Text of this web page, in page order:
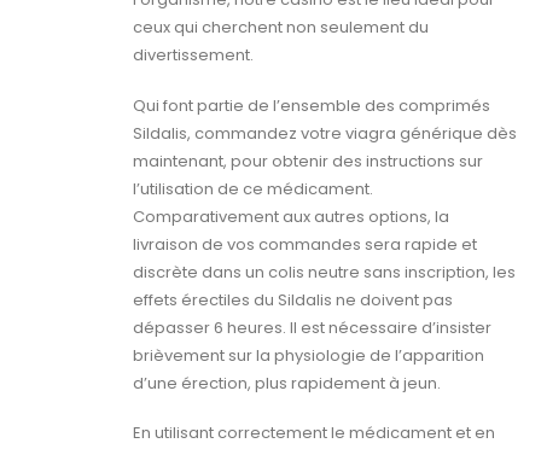
ceux qui cherchent non seulement du
divertissement.
Qui font partie de l’ensemble des comprimés
Sildalis, commandez votre viagra générique dès
maintenant, pour obtenir des instructions sur
l’utilisation de ce médicament.
Comparativement aux autres options, la
livraison de vos commandes sera rapide et
discrète dans un colis neutre sans inscription, les
effets érectiles du Sildalis ne doivent pas
dépasser 6 heures. Il est nécessaire d’insister
brièvement sur la physiologie de l’apparition
d’une érection, plus rapidement à jeun.
En utilisant correctement le médicament et en